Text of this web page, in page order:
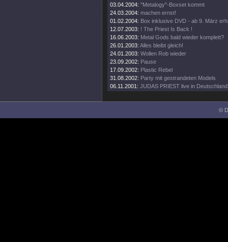
03.04.2004: "Metalogy"-Boxset kommt
24.03.2004: machen ernst!
01.02.2004: Box inklusive DVD - ab 9. März
12.07.2003: ! The Priest Is Back !
16.06.2003: Metal Gods bald wieder komplett?
26.01.2003: Alles bleibt gleich!
24.01.2003: Wollen Rob wieder
23.09.2002: Pause
17.09.2002: Plastic Rebel
31.08.2002: Party mit gestrandeten Models
06.11.2001: JUDAS PRIEST live in Deutschland
©